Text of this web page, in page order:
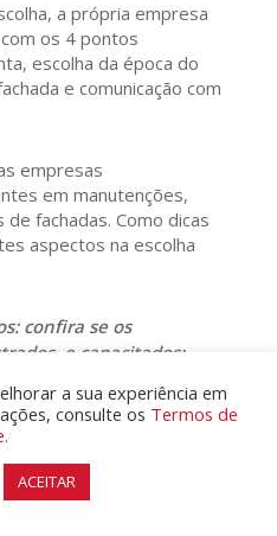
a própria empresa
os 4 pontos
escolha da época do
e comunicação com
empresas
em manutenções,
fachadas. Como dicas
aspectos na escolha
confira se os
e capacitados;
individual (EPIs) e se
os treinamentos de
verifique se a
a sua experiência em
consulte os Termos de
ACEITAR